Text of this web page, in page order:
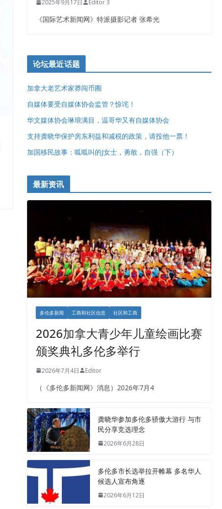
2025年9月17日 Editor 3
《国际艺术新闻网》特派摄影记者 张希光
论坛最近话题
加拿大老艺术家莽闯币圈
自媒体要受自媒体协会监管？惊诧！
华文媒体协会琳琅满目，温哥华又有自媒体协会
支持龚晓华保护房东利益和减税的政策，请投他一票！
加国移民故事：呱呱叫的J女士，勇敢，自强（下）
最新资讯
多伦多新闻 工商和社区信息 社区和工商
2026加拿大青少年儿童绘画比赛
颁奖典礼多伦多举行
2026年7月4日 Editor
（《多伦多新闻网》消息）2026年7月4
龚晓华参加多伦多骄傲大游行 与市
民分享竞选理念
2026年6月28日
多伦多市长选举拉开帷幕 多名华人
候选人宣布角逐
2026年6月12日